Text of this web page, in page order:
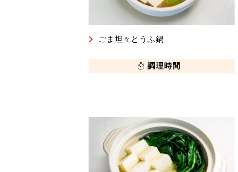
ごま坦々とうふ鍋
調理時間